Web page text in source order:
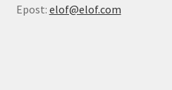
Epost: elof@elof.com